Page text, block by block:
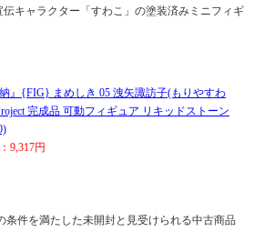
キャラクター「すわこ」の塗装済みミニフィギ
納』{FIG} まめしき 05 洩矢諏訪子(もりやすわ
完成品 可動フィギュア リキッドストーン
9,317円
条件を満たした未開封と見受けられる中古商品